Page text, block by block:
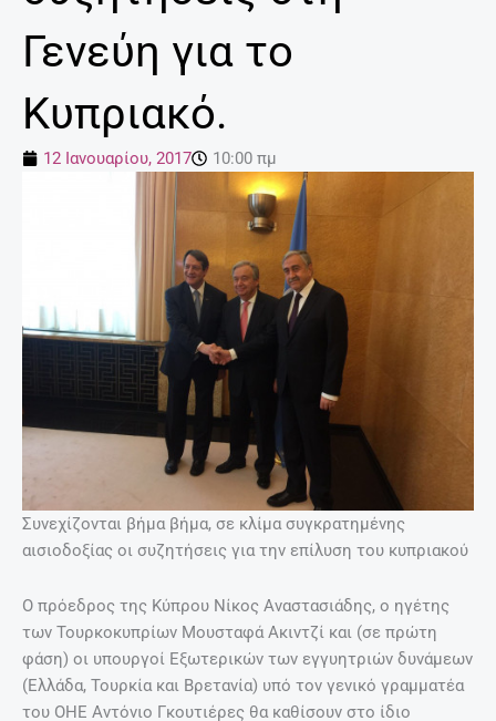
Γενεύη για το
Κυπριακό.
12 Ιανουαρίου, 2017 10:00 πμ
Συνεχίζονται βήμα βήμα, σε κλίμα συγκρατημένης
αισιοδοξίας οι συζητήσεις για την επίλυση του κυπριακού
Ο πρόεδρος της Κύπρου Νίκος Αναστασιάδης, ο ηγέτης
των Τουρκοκυπρίων Μουσταφά Ακιντζί και (σε πρώτη
φάση) οι υπουργοί Εξωτερικών των εγγυητριών δυνάμεων
(Ελλάδα, Τουρκία και Βρετανία) υπό τον γενικό γραμματέα
του ΟΗΕ Αντόνιο Γκουτιέρες θα καθίσουν στο ίδιο